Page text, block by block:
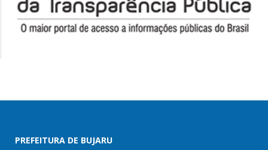
PREFEITURA DE BUJARU